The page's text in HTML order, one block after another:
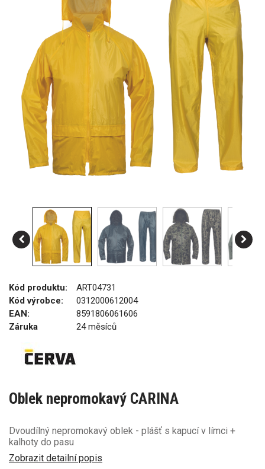
Kód produktu:
ART04731
Kód výrobce:
0312000612004
EAN:
8591806061606
Záruka
24 měsíců
Oblek nepromokavý CARINA
Dvoudílný nepromokavý oblek - plášť s kapucí v límci +
kalhoty do pasu
Zobrazit detailní popis